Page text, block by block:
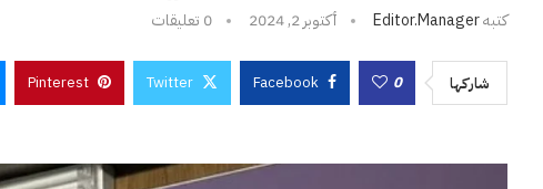
كتبهEditor.manager أكتوبر 2, 2024 0 تعليقات
شاركها 0
Facebook
Twitter
Pinterest